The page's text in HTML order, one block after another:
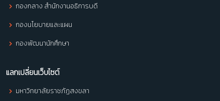
กองกลาง สำนักงานอธิการบดี
กองนโยบายและแผน
กองพัฒนานักศึกษา
แลกเปลี่ยนเว็บไซต์
มหาวิทยาลัยราชภัฏสงขลา